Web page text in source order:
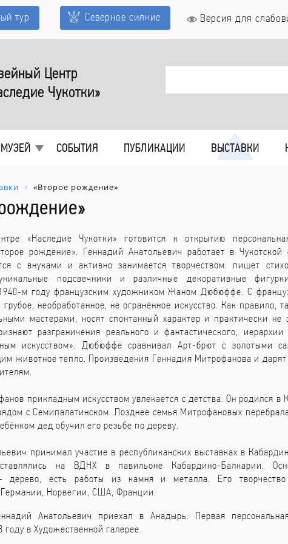
тур Северное сияние Версия для
Центр
Чукотки»
МУЗЕЙ СОБЫТИЯ ПУБЛИКАЦИИ ВЫСТАВКИ
«Второе рождение»
«Наследие Чукотки» готовится к открытию
рождение». Геннадий Анатольевич работает в Чукотской
с внуками и активно занимается творчеством: пишет
уникальные подсвечники и различные декоративные
м году французским художником Жаном Дюбюффе. С
необработанное, не огранённое искусство. Как правило,
мастерами, носят спонтанный характер и практически не
разграничения реального и фантастического,
искусством». Дюбюффе сравнивал Арт-брют с золотыми
животное тепло. Произведения Геннадия Митрофанова и дарят
прикладным искусством увлекается с детства. Он родился в
с Семипалатинском. Позднее семья Митрофановых
дед обучил его резьбе по дереву.
принимал участие в республиканских выставках в
на ВДНХ в павильоне Кабардино-Балкарии.
дерево, есть работы из камня и металла. Его
Германии, Норвегии, США, Франции.
Анатольевич приехал в Анадырь. Первая
году в Художественной галерее.